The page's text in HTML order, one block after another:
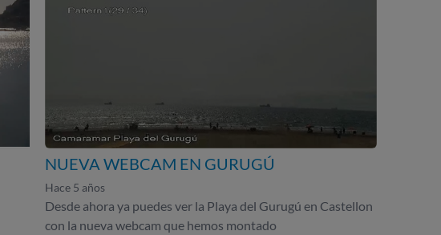
NUEVA WEBCAM EN GURUGÚ
Hace 5 años
Desde ahora ya puedes ver la Playa del Gurugú en Castellon
con la nueva webcam que hemos montado